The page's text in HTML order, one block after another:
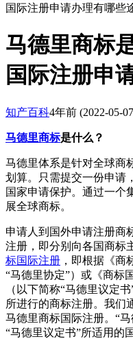
国际注册申请办理有哪些
马德里商标
国际注册申
知产百科4年前 (2022-05-
马德里商标是什么？
马德里体系是针对全球商
划算。只需提交一份申请
国家申请保护。通过一个
展全球商标。
申请人到国外申请注册商
注册，即分别向各国商标
标国际注册 ，即根据《商
“马德里协定”）或《商标
（以下简称“马德里议定
所进行的商标注册。我们
马德里商标国际注册。“
“马德里议定书”所适用的